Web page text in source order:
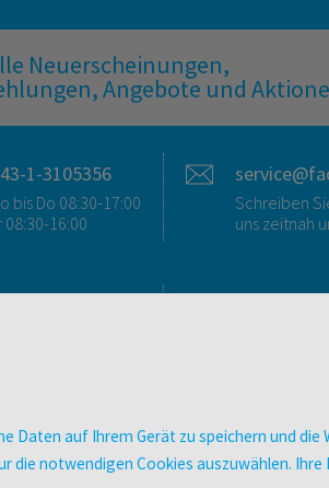
Neuerscheinungen,
Angebote und
1-3105356
bis Do 08:30-17:00
08:30-16:00
Schreiben
uns zeitnah
Sie uns
E-
auf Ihrem Gerät zu speichern und
die notwendigen Cookies auszuwählen.